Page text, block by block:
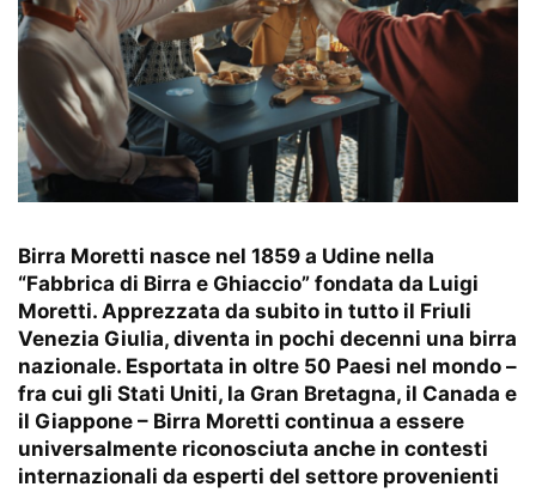
Birra Moretti nasce nel 1859 a Udine nella
“Fabbrica di Birra e Ghiaccio” fondata da Luigi
Moretti. Apprezzata da subito in tutto il Friuli
Venezia Giulia, diventa in pochi decenni una birra
nazionale. Esportata in oltre 50 Paesi nel mondo –
fra cui gli Stati Uniti, la Gran Bretagna, il Canada e
il Giappone – Birra Moretti continua a essere
universalmente riconosciuta anche in contesti
internazionali da esperti del settore provenienti